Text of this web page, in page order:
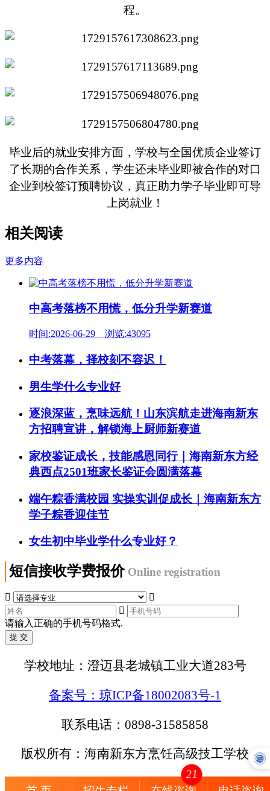
程。
毕业后的就业安排方面，学校与全国优质企业签订
了长期的合作关系，学生还未毕业即被合作的对口
企业到校签订预聘协议，真正助力学子毕业即可导
上岗就业！
相关阅读
更多内容
中高考落榜不用慌，低分升学新赛道
时间:2026-06-29 浏览:43095
中考落幕，择校刻不容迟！
男生学什么专业好
逐浪深蓝，烹味远航！山东滨航走进海南新东
方招聘宣讲，解锁海上厨师新赛道
家校鉴证成长，技能感恩同行｜海南新东方经
典西点2501班家长鉴证会圆满落幕
端午粽香满校园 实操实训促成长｜海南新东方
学子粽香迎佳节
女生初中毕业学什么专业好？
短信接收学费报价 Online registration



请输入正确的手机号码格式.
学校地址：澄迈县老城镇工业大道283号
备案号：琼ICP备18002083号-1
联系电话：0898-31585858
版权所有：海南新东方烹饪高级技工学校
21